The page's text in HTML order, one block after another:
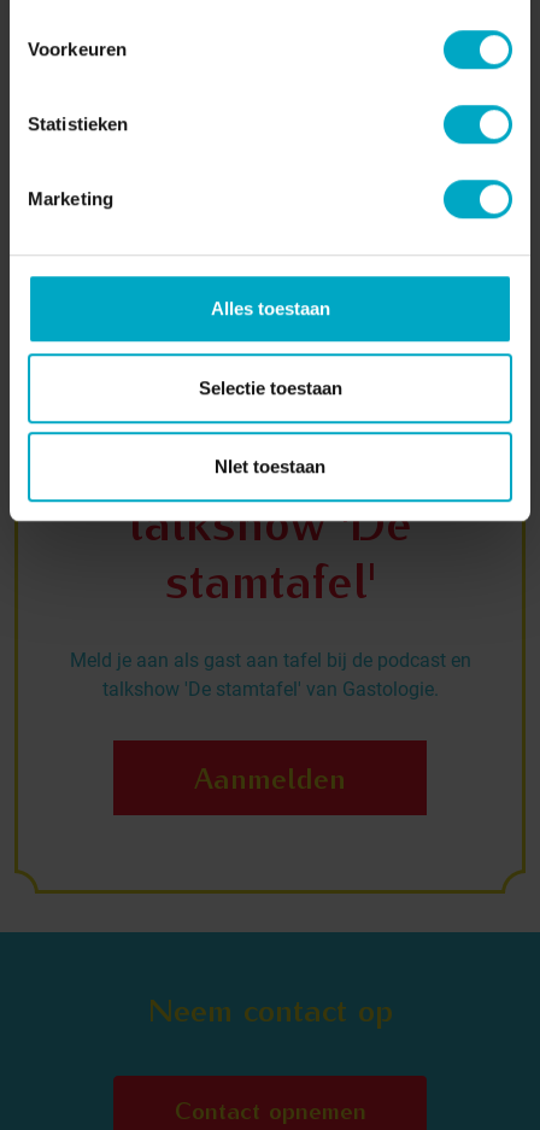
Voorkeuren
Statistieken
Marketing
Alles toestaan
Selectie toestaan
NIet toestaan
Word gast aan tafel
bij podcast en
talkshow 'De
stamtafel'
Meld je aan als gast aan tafel bij de podcast en
talkshow 'De stamtafel' van Gastologie.
Aanmelden
Neem contact op
Contact opnemen